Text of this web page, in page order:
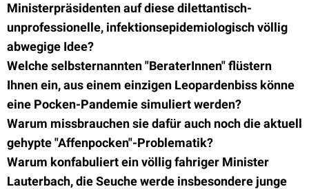
Ministerpräsidenten auf diese dilettantisch-
unprofessionelle, infektionsepidemiologisch völlig
abwegige Idee?
Welche selbsternannten "BeraterInnen" flüstern
Ihnen ein, aus einem einzigen Leopardenbiss könne
eine Pocken-Pandemie simuliert werden?
Warum missbrauchen sie dafür auch noch die aktuell
gehypte "Affenpocken"-Problematik?
Warum konfabuliert ein völlig fahriger Minister
Lauterbach, die Seuche werde insbesondere junge